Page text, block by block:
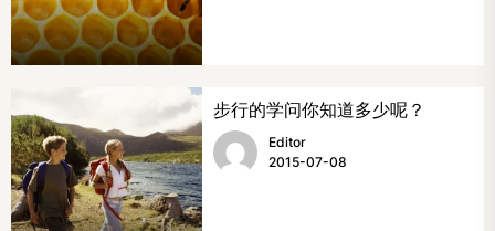
步行的学问你知道多少呢？
Editor
2015-07-08